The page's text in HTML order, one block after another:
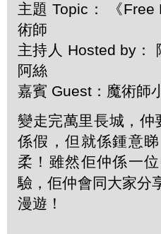
主題 Topic： 《Free
術師
主持人 Hosted by：
阿絲
嘉賓 Guest：魔術師
變走完萬里長城，仲
係假，但就係鍾意
柔！雖然佢仲係一
驗，佢仲會同大家分
漫遊！